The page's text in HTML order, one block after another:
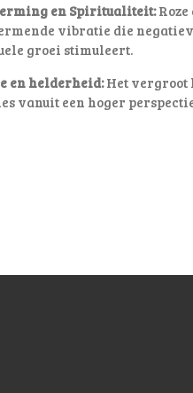
en Spiritualiteit:Roze
vibratie die
groei stimuleert.
en helderheid:Het vergroot
vanuit een hoger